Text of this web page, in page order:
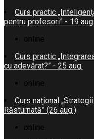
Curs practic
pentru profesori” - 19 aug.
online
Curs practic
cu adevărat?” - 25 aug.
online
Curs național
Răsturnată” (26 aug.)
online